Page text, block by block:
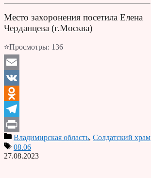
Место захоронения посетила Елена
Черданцева (г.Москва)
⭐Просмотры: 136
Email
VK
Odnoklassniki
Telegram
PrintВладимирская область, Солдатский храм
08.06
27.08.2023